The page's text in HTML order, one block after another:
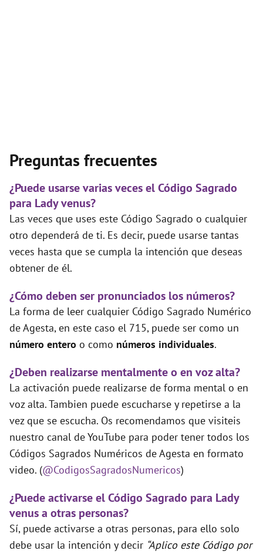
Preguntas frecuentes
¿Puede usarse varias veces el Código Sagrado
para Lady venus?
Las veces que uses este Código Sagrado o cualquier
otro dependerá de ti. Es decir, puede usarse tantas
veces hasta que se cumpla la intención que deseas
obtener de él.
¿Cómo deben ser pronunciados los números?
La forma de leer cualquier Código Sagrado Numérico
de Agesta, en este caso el 715, puede ser como un
número entero o como números individuales.
¿Deben realizarse mentalmente o en voz alta?
La activación puede realizarse de forma mental o en
voz alta. Tambien puede escucharse y repetirse a la
vez que se escucha. Os recomendamos que visiteis
nuestro canal de YouTube para poder tener todos los
Códigos Sagrados Numéricos de Agesta en formato
video. (@CodigosSagradosNumericos)
¿Puede activarse el Código Sagrado para Lady
venus a otras personas?
Sí, puede activarse a otras personas, para ello solo
debe usar la intención y decir “Aplico este Código por